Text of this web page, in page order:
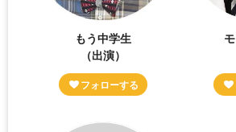
もう中学生
（出演）